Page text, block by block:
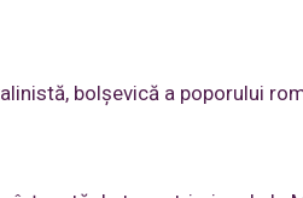
bolșevică a poporului